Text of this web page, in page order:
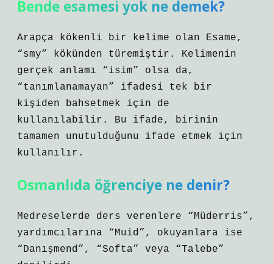
Bende esamesi yok ne demek?
Arapça kökenli bir kelime olan Esame,
“smy” kökünden türemiştir. Kelimenin
gerçek anlamı “isim” olsa da,
“tanımlanamayan” ifadesi tek bir
kişiden bahsetmek için de
kullanılabilir. Bu ifade, birinin
tamamen unutulduğunu ifade etmek için
kullanılır.
Osmanlıda öğrenciye ne denir?
Medreselerde ders verenlere “Müderris”,
yardımcılarına “Muid”, okuyanlara ise
“Danışmend”, “Softa” veya “Talebe”